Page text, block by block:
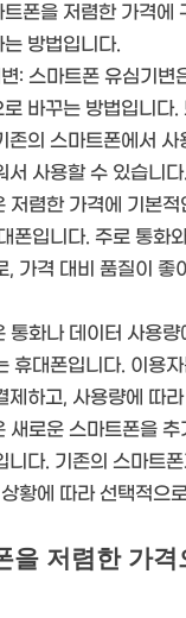
폰을 저렴한 가격에
방법입니다.
: 스마트폰 유심기변
바꾸는 방법입니다
존의 스마트폰에서
서 사용할 수 있습니다.
저렴한 가격에 기본
폰입니다. 주로 통화
, 가격 대비 품질이 좋
통화나 데이터 사용량
휴대폰입니다. 이용
제하고, 사용량에 따
새로운 스마트폰을
니다. 기존의 스마트
황에 따라 선택적으
을 저렴한 가격